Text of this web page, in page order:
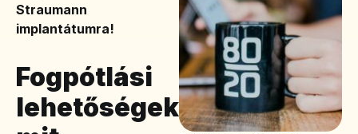
Straumann
implantátumra!
Fogpótlási
lehetőségek: